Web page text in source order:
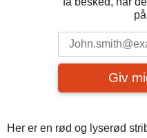
Giv
Her er en rød og lyserød